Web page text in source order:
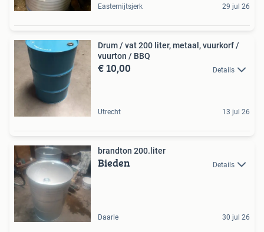
Easternijtsjerk 29 jul 26
Drum / vat 200 liter, metaal, vuurkorf /
vuurton / BBQ
€ 10,00 Details
Utrecht 13 jul 26
brandton 200.liter
Bieden Details
Daarle 30 jul 26